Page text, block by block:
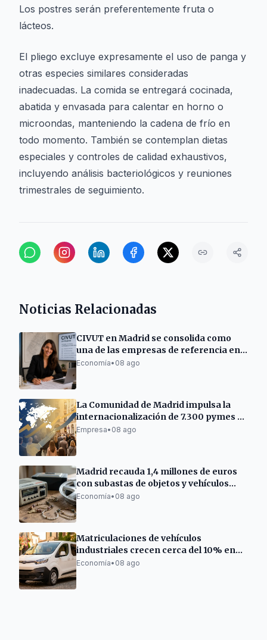
Los postres serán preferentemente fruta o
lácteos.
El pliego excluye expresamente el uso de panga y
otras especies similares consideradas
inadecuadas. La comida se entregará cocinada,
abatida y envasada para calentar en horno o
microondas, manteniendo la cadena de frío en
todo momento. También se contemplan dietas
especiales y controles de calidad exhaustivos,
incluyendo análisis bacteriológicos y reuniones
trimestrales de seguimiento.
Noticias Relacionadas
CIVUT en Madrid se consolida como
una de las empresas de referencia en
la tramitación de licencias turísticas
Economía• 08 ago
La Comunidad de Madrid impulsa la
internacionalización de 7.300 pymes y
autónomos
Empresa• 08 ago
Madrid recauda 1,4 millones de euros
con subastas de objetos y vehículos
municipales
Economía• 08 ago
Matriculaciones de vehículos
industriales crecen cerca del 10% en
Cataluña
Economía• 08 ago